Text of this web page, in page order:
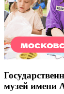
музей имени